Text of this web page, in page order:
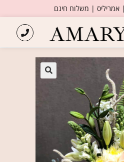
אמריליס | משלוח חינם